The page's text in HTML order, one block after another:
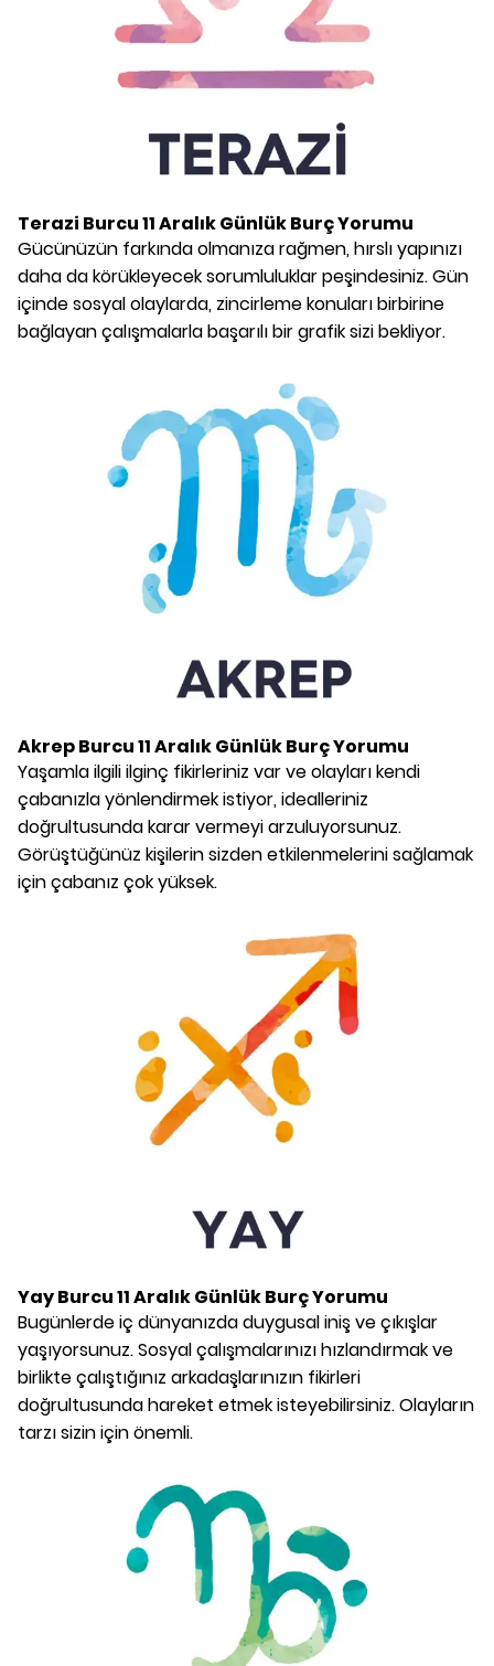
Terazi Burcu11 AralıkGünlük Burç Yorumu
Gücünüzün farkında olmanıza rağmen, hırslı yapınızı
daha da körükleyecek sorumluluklar peşindesiniz. Gün
içinde sosyal olaylarda, zincirleme konuları birbirine
bağlayan çalışmalarla başarılı bir grafik sizi bekliyor.
Akrep Burcu11 AralıkGünlük Burç Yorumu
Yaşamla ilgili ilginç fikirleriniz var ve olayları kendi
çabanızla yönlendirmek istiyor, idealleriniz
doğrultusunda karar vermeyi arzuluyorsunuz.
Görüştüğünüz kişilerin sizden etkilenmelerini sağlamak
için çabanız çok yüksek.
Yay Burcu11 AralıkGünlük Burç Yorumu
Bugünlerde iç dünyanızda duygusal iniş ve çıkışlar
yaşıyorsunuz. Sosyal çalışmalarınızı hızlandırmak ve
birlikte çalıştığınız arkadaşlarınızın fikirleri
doğrultusunda hareket etmek isteyebilirsiniz. Olayların
tarzı sizin için önemli.